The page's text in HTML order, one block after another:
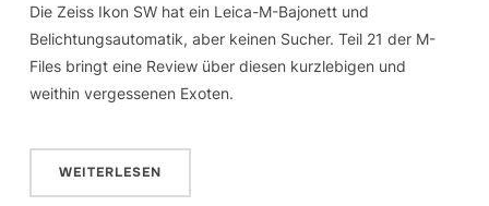
Die Zeiss Ikon SW hat ein Leica-M-Bajonett und
Belichtungsautomatik, aber keinen Sucher. Teil 21 der M-
Files bringt eine Review über diesen kurzlebigen und
weithin vergessenen Exoten.
WEITERLESEN